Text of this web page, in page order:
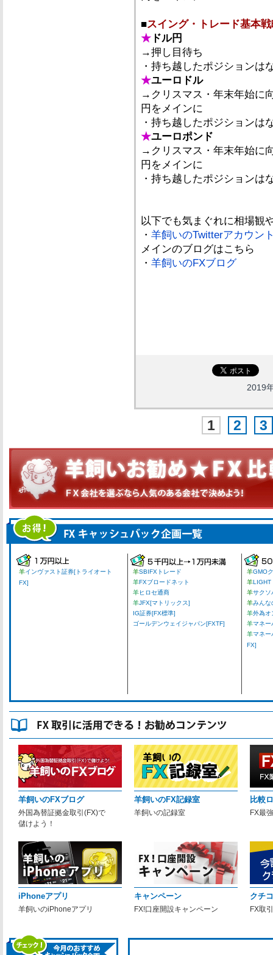
■スイング・トレード基本
★ ドル円
→押し目待ち
・持ち越したポジションは
★ユーロドル
→クリスマス・年末年始に
円をメインに
・持ち越したポジションは
★ユーロポンド
→クリスマス・年末年始に
円をメインに
・持ち越したポジションは
以下でも気まぐれに相場観
・ 羊飼いのTwitterアカウン
メインのブログはこちら
・ 羊飼いのFXブログ
2019
1 2 3
羊インヴァスト証券[トライオート
FX]
羊SBIFXトレード
羊FXブロードネット
羊ヒロセ通商
羊JFX[マトリックス]
IG証券[FX標準]
ゴールデンウェイジャパン[FXTF]
羊GMO
羊LIGHT
羊サクソ
羊みんな
羊外為オ
羊マネー
羊マネー
FX]
羊飼いのFXブログ
外国為替証拠金取引(FX)で
儲けよう！
羊飼いのFX記録室
羊飼いの記録室
比較
FX最
iPhoneアプリ
羊飼いのiPhoneアプリ
キャンペーン
FX!口座開設キャンペーン
クチ
FX取